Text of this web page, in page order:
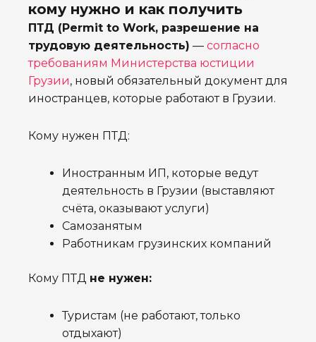
кому нужно и как получить
ПТД (Permit to Work, разрешение на
трудовую деятельность) — согласно
требованиям Министерства юстиции
Грузии, новый обязательный документ для
иностранцев, которые работают в Грузии.
Кому нужен ПТД:
Иностранным ИП, которые ведут
деятельность в Грузии (выставляют
счёта, оказывают услуги)
Самозанятым
Работникам грузинских компаний
Кому ПТД не нужен:
Туристам (не работают, только
отдыхают)